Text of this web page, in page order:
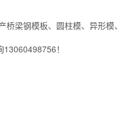
桥梁钢模板、圆柱模、异形模
！